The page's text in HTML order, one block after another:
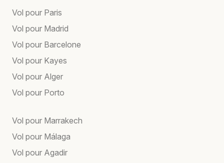
Vol pour Paris
Vol pour Madrid
Vol pour Barcelone
Vol pour Kayes
Vol pour Alger
Vol pour Porto
Vol pour Marrakech
Vol pour Málaga
Vol pour Agadir